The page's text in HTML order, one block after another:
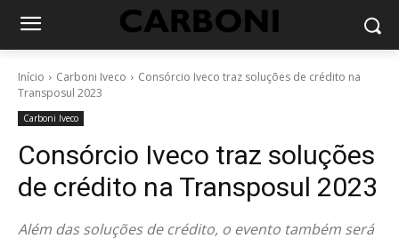
Início Carboni Iveco
Consórcio Iveco traz soluções de crédito na
Transposul 2023
Carboni Iveco
Consórcio Iveco traz soluções
de crédito na Transposul 2023
Além das soluções de crédito, o evento também será